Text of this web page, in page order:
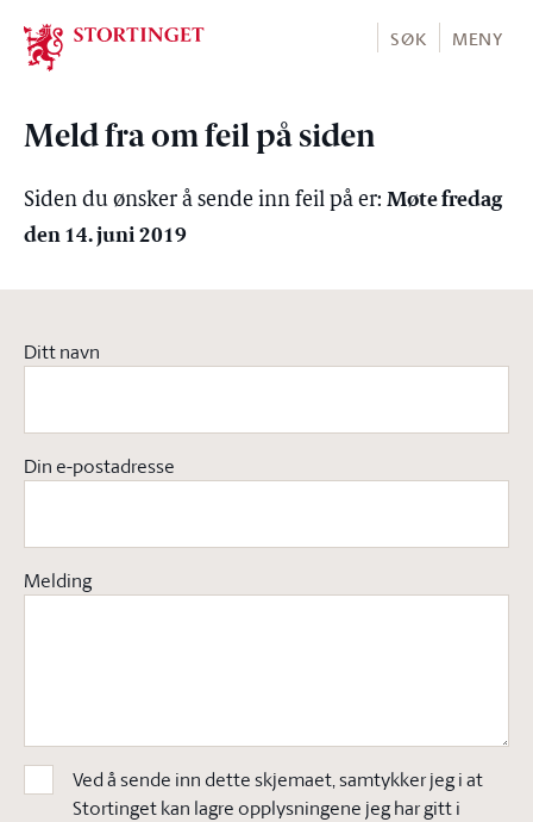
Stortinget.no
SØK MENY
Meld fra om feil på siden
Siden du ønsker å sende inn feil på er: Møte fredag
den 14. juni 2019
Ditt navn
Din e-postadresse
Melding
Ved å sende inn dette skjemaet, samtykker jeg i at
Stortinget kan lagre opplysningene jeg har gitt i